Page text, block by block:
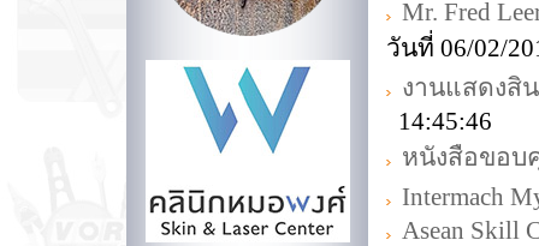
Mr. Fred
วันที่ 06/02/
งานแสดงสิ
14:45:46
หนังสือขอ
Intermach
Asean Skill